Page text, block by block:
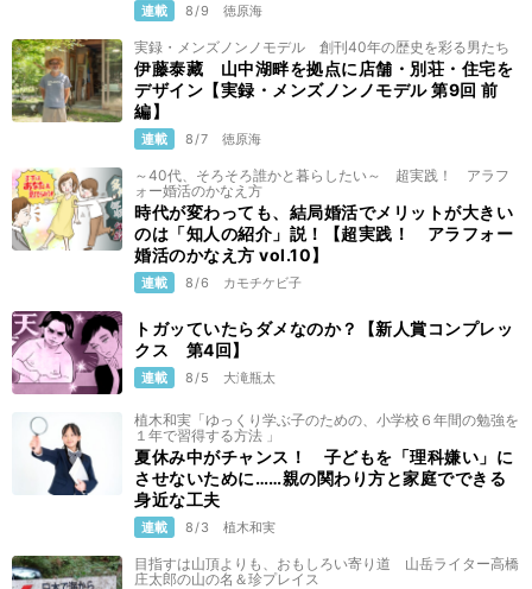
連載 8/9 徳原海
実録・メンズノンノモデル 創刊40年の歴史を彩る男たち
伊藤泰藏 山中湖畔を拠点に店舗・別荘・住宅を
デザイン【実録・メンズノンノモデル 第9回 前
編】
連載 8/7 徳原海
～40代、そろそろ誰かと暮らしたい～ 超実践！ アラフ
ォー婚活のかなえ方
時代が変わっても、結局婚活でメリットが大きい
のは「知人の紹介」説！【超実践！ アラフォー
婚活のかなえ方 vol.10】
連載 8/6 カモチケビ子
トガッていたらダメなのか？【新人賞コンプレッ
クス 第4回】
連載 8/5 大滝瓶太
植木和実「ゆっくり学ぶ子のための、小学校６年間の勉強を
１年で習得する方法 」
夏休み中がチャンス！ 子どもを「理科嫌い」に
させないために……親の関わり方と家庭でできる
身近な工夫
連載 8/3 植木和実
目指すは山頂よりも、おもしろい寄り道 山岳ライター高橋
庄太郎の山の名＆珍プレイス